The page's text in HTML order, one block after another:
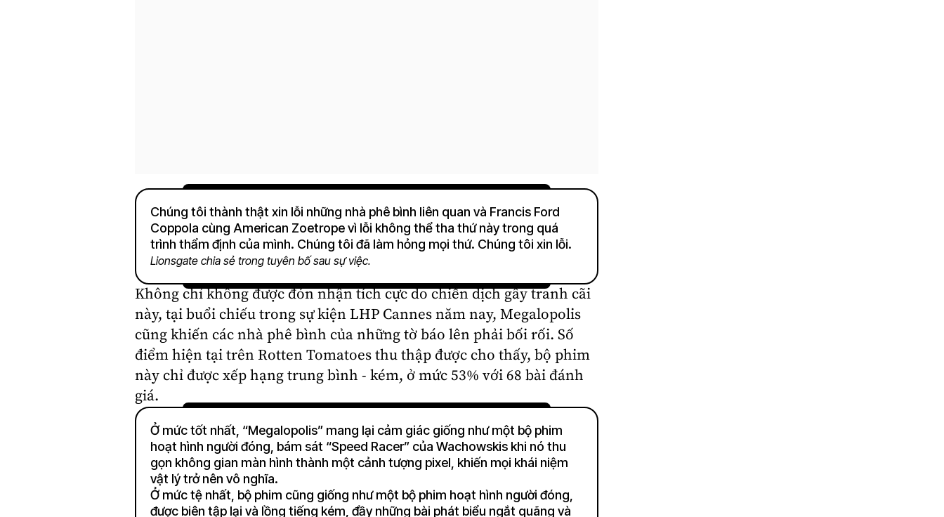
Chúng tôi thành thật xin lỗi những nhà phê bình liên quan và Francis Ford
Coppola cùng American Zoetrope vì lỗi không thể tha thứ này trong quá
trình thẩm định của mình. Chúng tôi đã làm hỏng mọi thứ. Chúng tôi xin lỗi.
Lionsgate chia sẻ trong tuyên bố sau sự việc.
Không chỉ không được đón nhận tích cực do chiến dịch gây tranh cãi
này, tại buổi chiếu trong sự kiện LHP Cannes năm nay, Megalopolis
cũng khiến các nhà phê bình của những tờ báo lên phải bối rối. Số
điểm hiện tại trên Rotten Tomatoes thu thập được cho thấy, bộ phim
này chỉ được xếp hạng trung bình - kém, ở mức 53% với 68 bài đánh
giá.
Ở mức tốt nhất, “Megalopolis” mang lại cảm giác giống như một bộ phim
hoạt hình người đóng, bám sát “Speed ​​Racer” của Wachowskis khi nó thu
gọn không gian màn hình thành một cảnh tượng pixel, khiến mọi khái niệm
vật lý trở nên vô nghĩa.
Ở mức tệ nhất, bộ phim cũng giống như một bộ phim hoạt hình người đóng,
được biên tập lại và lồng tiếng kém, đầy những bài phát biểu ngắt quãng và